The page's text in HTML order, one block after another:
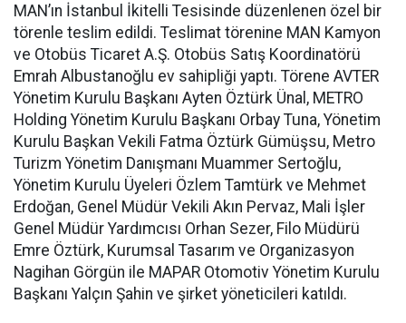
MAN’ın İstanbul İkitelli Tesisinde düzenlenen özel bir
törenle teslim edildi. Teslimat törenine MAN Kamyon
ve Otobüs Ticaret A.Ş. Otobüs Satış Koordinatörü
Emrah Albustanoğlu ev sahipliği yaptı. Törene AVTER
Yönetim Kurulu Başkanı Ayten Öztürk Ünal, METRO
Holding Yönetim Kurulu Başkanı Orbay Tuna, Yönetim
Kurulu Başkan Vekili Fatma Öztürk Gümüşsu, Metro
Turizm Yönetim Danışmanı Muammer Sertoğlu,
Yönetim Kurulu Üyeleri Özlem Tamtürk ve Mehmet
Erdoğan, Genel Müdür Vekili Akın Pervaz, Mali İşler
Genel Müdür Yardımcısı Orhan Sezer, Filo Müdürü
Emre Öztürk, Kurumsal Tasarım ve Organizasyon
Nagihan Görgün ile MAPAR Otomotiv Yönetim Kurulu
Başkanı Yalçın Şahin ve şirket yöneticileri katıldı.